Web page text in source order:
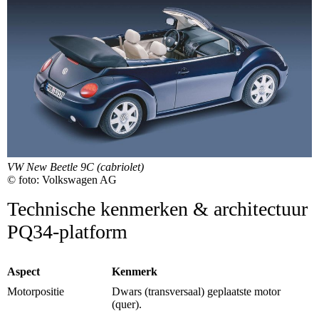
VW New Beetle 9C (cabriolet)
© foto: Volkswagen AG
Technische kenmerken & architectuur
PQ34-platform
Aspect
Kenmerk
Motorpositie
Dwars (transversaal) geplaatste motor
(quer).